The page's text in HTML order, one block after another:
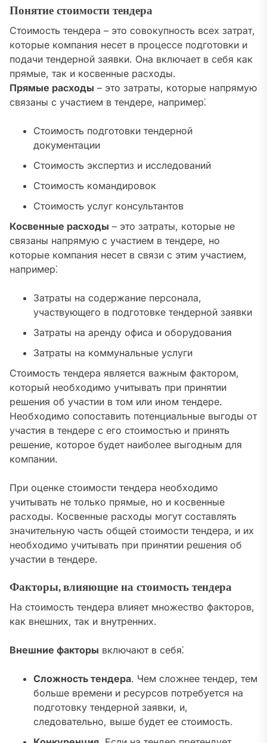
Понятие стоимости тендера
Стоимость тендера – это совокупность всех затрат,
которые компания несет в процессе подготовки и
подачи тендерной заявки. Она включает в себя как
прямые, так и косвенные расходы.
Прямые расходы – это затраты, которые напрямую
связаны с участием в тендере, например⁚
Стоимость подготовки тендерной
документации
Стоимость экспертиз и исследований
Стоимость командировок
Стоимость услуг консультантов
Косвенные расходы – это затраты, которые не
связаны напрямую с участием в тендере, но
которые компания несет в связи с этим участием,
например⁚
Затраты на содержание персонала,
участвующего в подготовке тендерной заявки
Затраты на аренду офиса и оборудования
Затраты на коммунальные услуги
Стоимость тендера является важным фактором,
который необходимо учитывать при принятии
решения об участии в том или ином тендере.
Необходимо сопоставить потенциальные выгоды от
участия в тендере с его стоимостью и принять
решение, которое будет наиболее выгодным для
компании.
При оценке стоимости тендера необходимо
учитывать не только прямые, но и косвенные
расходы. Косвенные расходы могут составлять
значительную часть общей стоимости тендера, и их
необходимо учитывать при принятии решения об
участии в тендере.
Факторы, влияющие на стоимость тендера
На стоимость тендера влияет множество факторов,
как внешних, так и внутренних.
Внешние факторы включают в себя⁚
Сложность тендера. Чем сложнее тендер, тем
больше времени и ресурсов потребуется на
подготовку тендерной заявки, и,
следовательно, выше будет ее стоимость.